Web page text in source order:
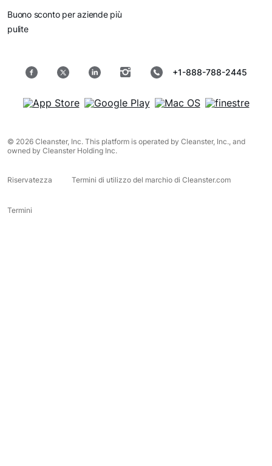
Buono sconto per aziende più
pulite
+1-888-788-2445
© 2026 Cleanster, Inc. This platform is operated by Cleanster, Inc., and
owned by Cleanster Holding Inc.
Riservatezza Termini di utilizzo del marchio di Cleanster.com
Termini